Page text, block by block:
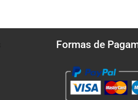
Formas de